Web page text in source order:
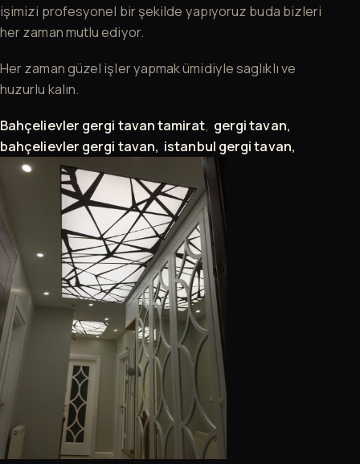
işimizi profesyonel bir şekilde yapıyoruz buda bizleri
her zaman mutlu ediyor.
Her zaman güzel işler yapmak ümidiyle saglıklı ve
huzurlu kalın.
Bahçelievler gergi tavantamirat, gergi tavan,
bahçelievler gergi tavan, istanbul gergi tavan,